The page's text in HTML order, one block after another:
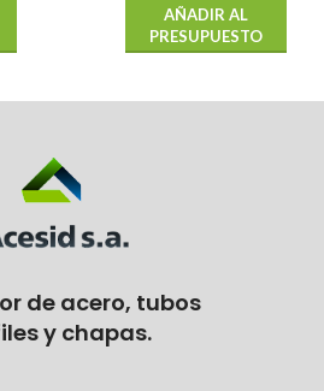
AÑADIR AL
PRESUPUESTO
de acero, tubos
y chapas.